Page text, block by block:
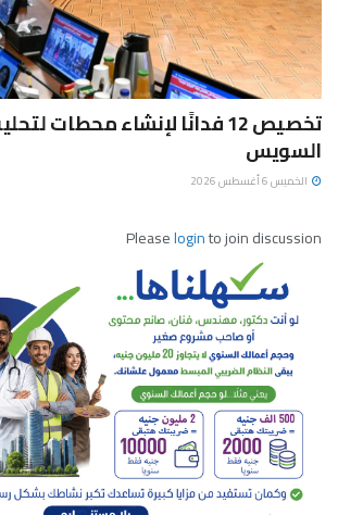
تخصيص 12 فدانًا لإنشاء محطات
السويس
الخميس 6 أغسطس 2026
Pleaseloginto join discussion